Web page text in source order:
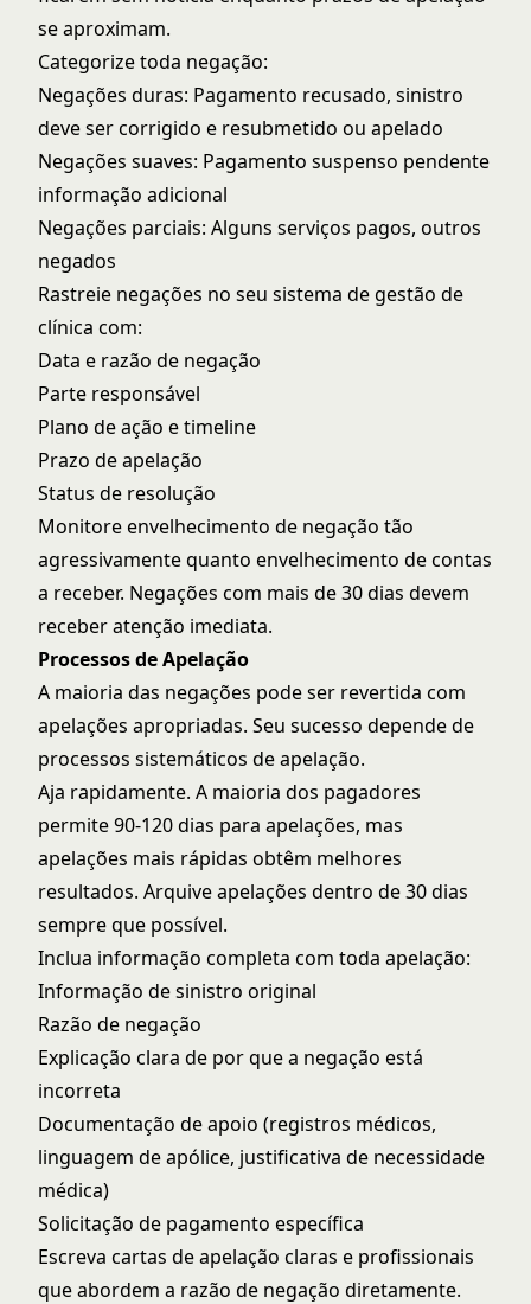
se aproximam.
Categorize toda negação:
Negações duras: Pagamento recusado, sinistro
deve ser corrigido e resubmetido ou apelado
Negações suaves: Pagamento suspenso pendente
informação adicional
Negações parciais: Alguns serviços pagos, outros
negados
Rastreie negações no seu sistema de gestão de
clínica com:
Data e razão de negação
Parte responsável
Plano de ação e timeline
Prazo de apelação
Status de resolução
Monitore envelhecimento de negação tão
agressivamente quanto envelhecimento de contas
a receber. Negações com mais de 30 dias devem
receber atenção imediata.
Processos de Apelação
A maioria das negações pode ser revertida com
apelações apropriadas. Seu sucesso depende de
processos sistemáticos de apelação.
Aja rapidamente. A maioria dos pagadores
permite 90-120 dias para apelações, mas
apelações mais rápidas obtêm melhores
resultados. Arquive apelações dentro de 30 dias
sempre que possível.
Inclua informação completa com toda apelação:
Informação de sinistro original
Razão de negação
Explicação clara de por que a negação está
incorreta
Documentação de apoio (registros médicos,
linguagem de apólice, justificativa de necessidade
médica)
Solicitação de pagamento específica
Escreva cartas de apelação claras e profissionais
que abordem a razão de negação diretamente.